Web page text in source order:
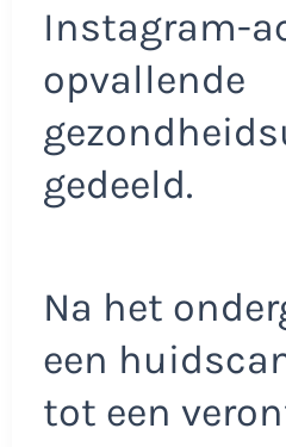
Instagram-
opvallende
gedeeld.
Na het
een
tot een